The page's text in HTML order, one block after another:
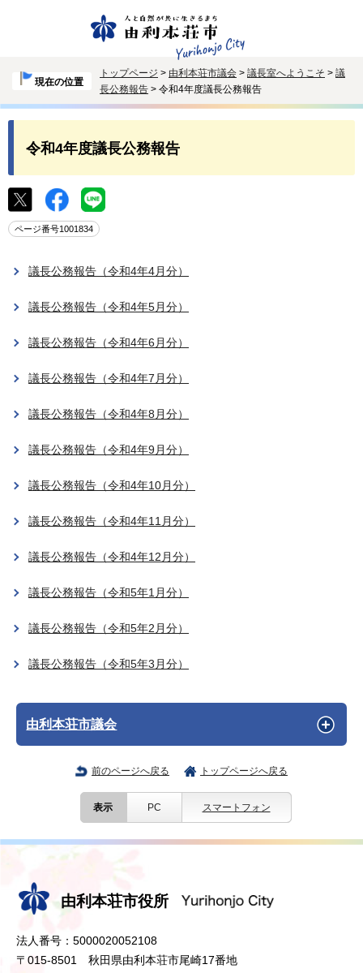
現在の位置
トップページ > 由利本荘市議会 > 議長室へようこそ > 議
長公務報告 > 令和4年度議長公務報告
令和4年度議長公務報告
ページ番号1001834
議長公務報告（令和4年4月分）
議長公務報告（令和4年5月分）
議長公務報告（令和4年6月分）
議長公務報告（令和4年7月分）
議長公務報告（令和4年8月分）
議長公務報告（令和4年9月分）
議長公務報告（令和4年10月分）
議長公務報告（令和4年11月分）
議長公務報告（令和4年12月分）
議長公務報告（令和5年1月分）
議長公務報告（令和5年2月分）
議長公務報告（令和5年3月分）
由利本荘市議会
前のページへ戻る トップページへ戻る
表示 PC スマートフォン
由利本荘市役所
法人番号：5000020052108
〒015-8501 秋田県由利本荘市尾崎17番地